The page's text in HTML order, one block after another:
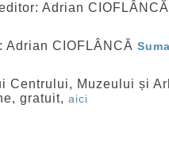
Adrian CIOFLÂNCĂ
Adrian CIOFLÂNCĂ
Centrului, Muzeului și
gratuit, aici